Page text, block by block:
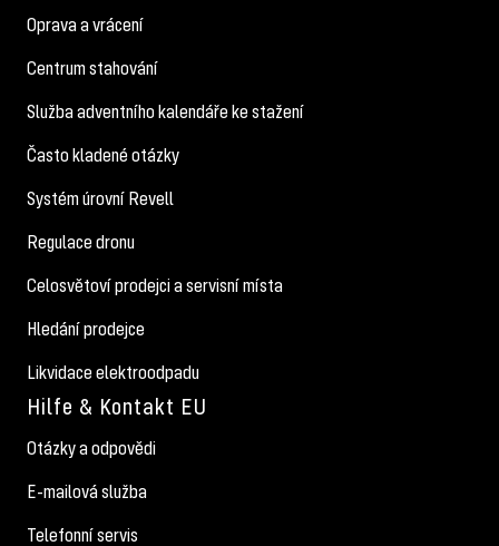
Oprava a vrácení
Centrum stahování
Služba adventního kalendáře ke stažení
Často kladené otázky
Systém úrovní Revell
Regulace dronu
Celosvětoví prodejci a servisní místa
Hledání prodejce
Likvidace elektroodpadu
Hilfe & Kontakt EU
Otázky a odpovědi
E-mailová služba
Telefonní servis